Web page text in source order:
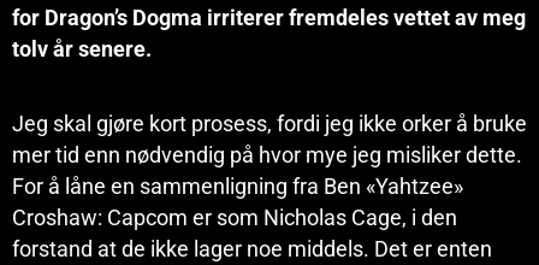
for Dragon’s Dogma irriterer fremdeles vettet av meg
tolv år senere.
Jeg skal gjøre kort prosess, fordi jeg ikke orker å bruke
mer tid enn nødvendig på hvor mye jeg misliker dette.
For å låne en sammenligning fra Ben «Yahtzee»
Croshaw: Capcom er som Nicholas Cage, i den
forstand at de ikke lager noe middels. Det er enten